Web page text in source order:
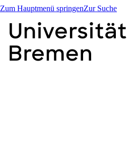
Zum Hauptmenü springenZur Suche